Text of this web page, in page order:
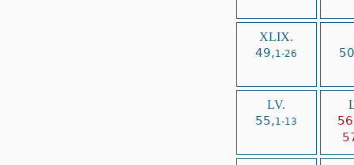
XLIX.
49,1-26
LV.
55,1-13